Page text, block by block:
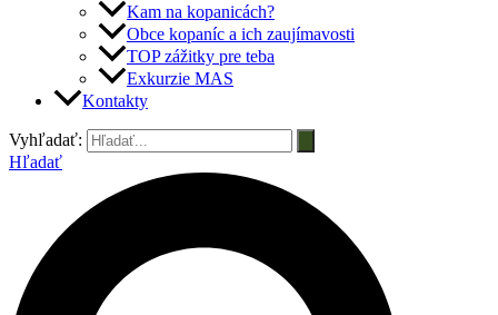
Kam na kopanicách?
Obce kopaníc a ich zaujímavosti
TOP zážitky pre teba
Exkurzie MAS
Kontakty
Vyhľadať:
Hľadať